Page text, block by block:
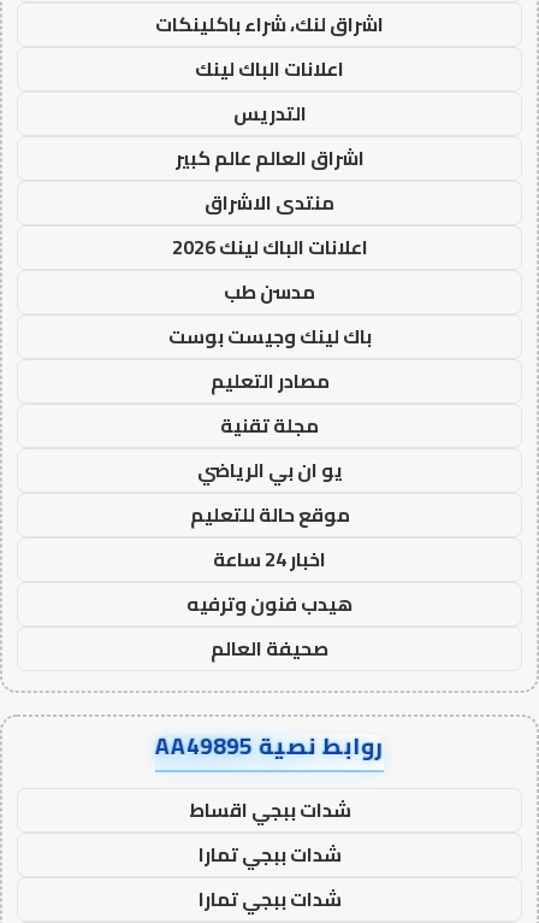
اشراق لنك، شراء باكلينكات
اعلانات الباك لينك
التدريس
اشراق العالم عالم كبير
منتدى الاشراق
اعلانات الباك لينك 2026
مدسن طب
باك لينك وجيست بوست
مصادر التعليم
مجلة تقنية
يو ان بي الرياضي
موقع حالة للتعليم
اخبار 24 ساعة
هيدب فنون وترفيه
صحيفة العالم
روابط نصية AA49895
شدات ببجي اقساط
شدات ببجي تمارا
شدات ببجي تمارا